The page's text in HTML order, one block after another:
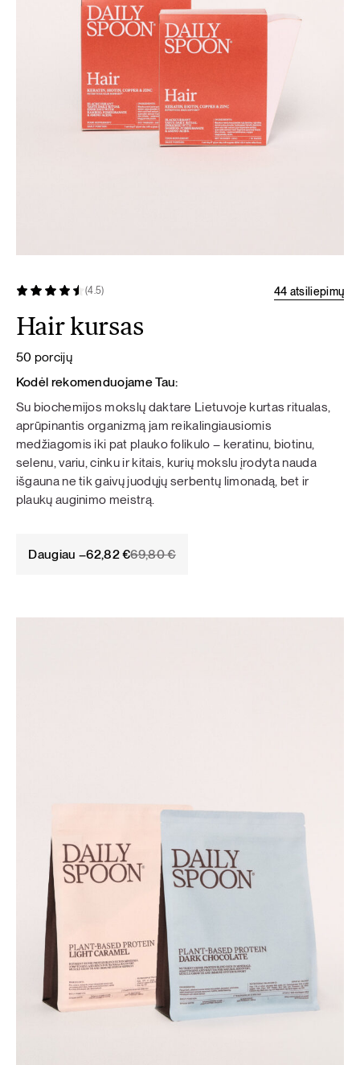
(4.5) 44 atsiliepimų
Hair kursas
50 porcijų
Kodėl rekomenduojame Tau:
Su biochemijos mokslų daktare Lietuvoje kurtas ritualas,
aprūpinantis organizmą jam reikalingiausiomis
medžiagomis iki pat plauko folikulo – keratinu, biotinu,
selenu, variu, cinku ir kitais, kurių mokslu įrodyta nauda
išgauna ne tik gaivų juodųjų serbentų limonadą, bet ir
plaukų auginimo meistrą.
Daugiau – 69,80€
Original
62,82€
Current